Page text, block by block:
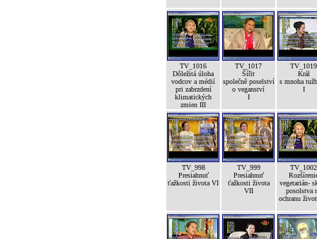
TV_1016
Dôležitá úloha
vodcov a médií
pri zabrzdení
klimatických
zmien III
TV_1017
Šířit
společně poselství
o veganství
I
TV_1019
Král
s mnoha
I
TV_998
Presiahnuť
ťažkosti života VI
TV_999
Presiahnuť
ťažkosti života
VII
TV_1002
vegetarián-
posolstva
ochranu